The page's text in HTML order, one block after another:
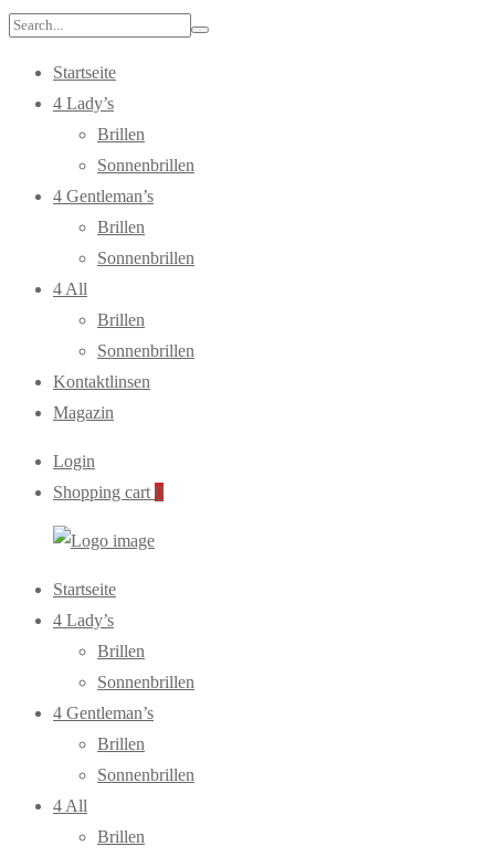
Search
Startseite
4 Lady’s
Brillen
Sonnenbrillen
4 Gentleman’s
Brillen
Sonnenbrillen
4 All
Brillen
Sonnenbrillen
Kontaktlinsen
Magazin
Login
Shopping cart 0
Primary
Menu
Startseite
4 Lady’s
Brillen
Sonnenbrillen
4 Gentleman’s
Brillen
Sonnenbrillen
4 All
Brillen